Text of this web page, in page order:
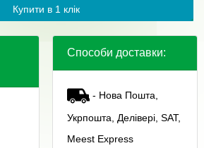
Купити в 1 клік
Способи доставки:
- Нова Пошта,
Укрпошта, Делівері, SAT,
Meest Express